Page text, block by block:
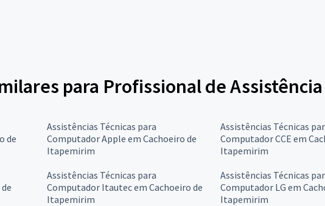
para Profissional de
de
Assistências Técnicas para
Computador Apple em Cachoeiro de
Itapemirim
Assistências Técnicas
Computador CCE em
Itapemirim
Assistências Técnicas para
Computador Itautec em Cachoeiro de
Itapemirim
Assistências Técnicas
Computador LG em
Itapemirim